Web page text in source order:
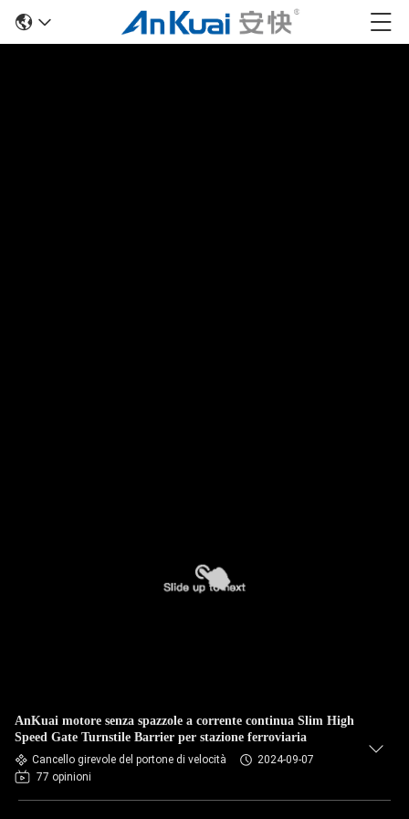
AnKuai motore senza spazzole a corrente continua Slim High
Speed Gate Turnstile Barrier per stazione ferroviaria
Cancello girevole del portone di velocità
2024-09-07
77 opinioni